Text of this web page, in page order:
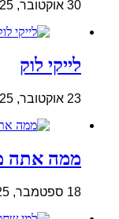
30 אוקטובר, 2025
לייקי לוק
23 אוקטובר, 2025
ממה אתה
18 ספטמבר, 2025